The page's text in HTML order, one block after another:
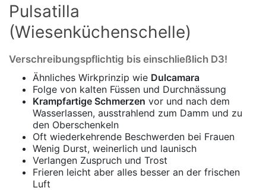
Pulsatilla
(Wiesenküchenschelle)
Verschreibungspflichtig bis einschließlich D3!
Ähnliches Wirkprinzip wie Dulcamara
Folge von kalten Füssen und Durchnässung
Krampfartige Schmerzen vor und nach dem
Wasserlassen, ausstrahlend zum Damm und zu
den Oberschenkeln
Oft wiederkehrende Beschwerden bei Frauen
Wenig Durst, weinerlich und launisch
Verlangen Zuspruch und Trost
Frieren leicht aber alles besser an der frischen
Luft